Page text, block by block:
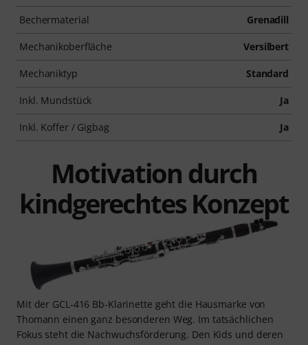
Bechermaterial Grenadill
Mechanikoberfläche Versilbert
Mechaniktyp Standard
Inkl. Mundstück Ja
Inkl. Koffer / Gigbag Ja
Motivation durch
kindgerechtes Konzept
Mit der GCL-416 Bb-Klarinette geht die Hausmarke von
Thomann einen ganz besonderen Weg. Im tatsächlichen
Fokus steht die Nachwuchsförderung. Den Kids und deren